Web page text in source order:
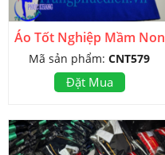
Áo Tốt Nghiệp Mầm Non
Mã sản phẩm: CNT579
Đặt Mua